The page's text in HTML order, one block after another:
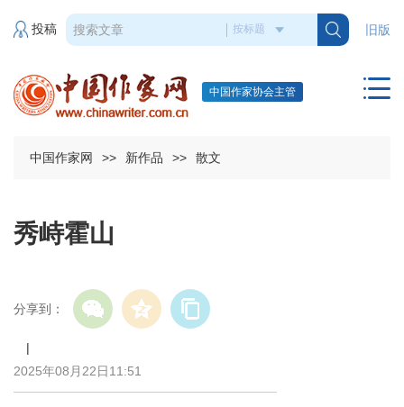
旧版
投稿
中国作家协会主管
中国作家网 >> 新作品 >> 散文
秀峙霍山
分享到：
|
2025年08月22日11:51